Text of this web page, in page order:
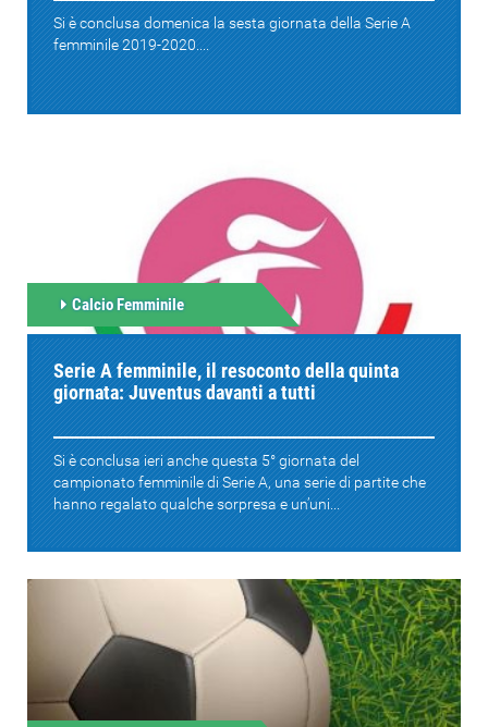
Si è conclusa domenica la sesta giornata della Serie A
femminile 2019-2020....
Calcio Femminile
Serie A femminile, il resoconto della quinta
giornata: Juventus davanti a tutti
Si è conclusa ieri anche questa 5° giornata del
campionato femminile di Serie A, una serie di partite che
hanno regalato qualche sorpresa e un’uni...